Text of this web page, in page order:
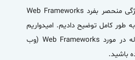
در این مقاله 4 ویژگی منحصر بفرد Web Frameworks
طور کامل توضیح دادیم. امیدواریم
از مطالعه این مقاله در مورد Web Frameworks (وب
باشید.